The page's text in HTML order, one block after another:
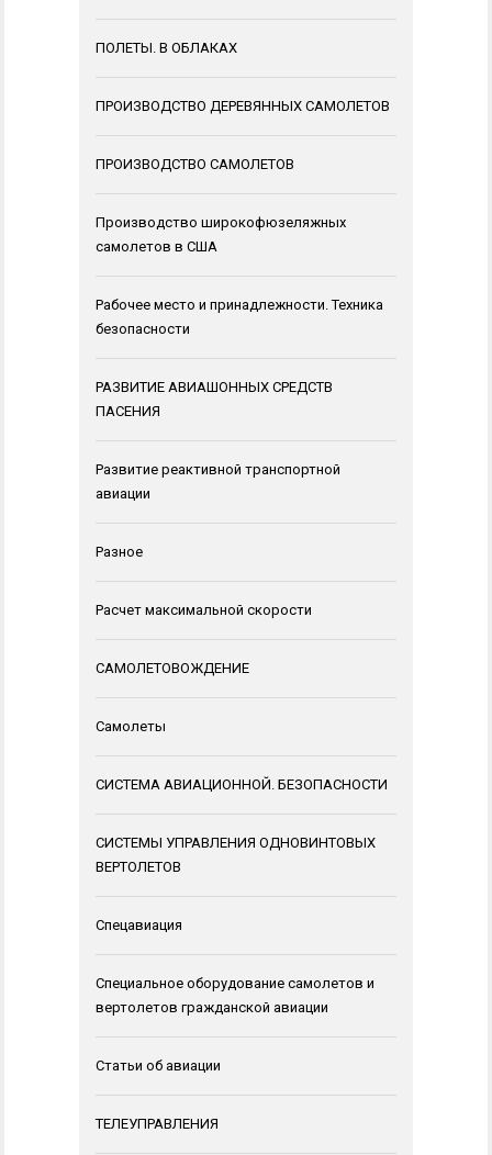
ПОЛЕТЫ. В ОБЛАКАХ
ПРОИЗВОДСТВО ДЕРЕВЯННЫХ САМОЛЕТОВ
ПРОИЗВОДСТВО САМОЛЕТОВ
Производство широкофюзеляжных
самолетов в США
Рабочее место и принадлежности. Техника
безопасности
РАЗВИТИЕ АВИАШОННЫХ СРЕДСТВ
ПАСЕНИЯ
Развитие реактивной транспортной
авиации
Разное
Расчет максимальной скорости
САМОЛЕТОВОЖДЕНИЕ
Самолеты
СИСТЕМА АВИАЦИОННОЙ. БЕЗОПАСНОСТИ
СИСТЕМЫ УПРАВЛЕНИЯ ОДНОВИНТОВЫХ
ВЕРТОЛЕТОВ
Спецавиация
Специальное оборудование самолетов и
вертолетов гражданской авиации
Статьи об авиации
ТЕЛЕУПРАВЛЕНИЯ